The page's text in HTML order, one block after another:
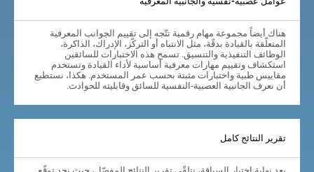
هناك أيضاً مجموعة مهام رقمية تتّجه إلى تقييم الجوانب المعرفية
المتعلّقة بالقيادة بدقّة، مثل الانتباه أو التركّز، الإدراك، الذاكرة،
الوظائف التنفيذية والتنسيق. تسمح هذه الاختبارات للسائقين
استكشاف وتقييم مهارات معرفية أساسية لأداء القيادة وتستخدم
مقاييس طبية واختبارات مثبتة بحسب عمر المستخدم. هكذا، نستطيع
أن نعرف الجانبية العصبية-النفسية للسائق وقابليته للحوادث.
تقرير النتائج كامل